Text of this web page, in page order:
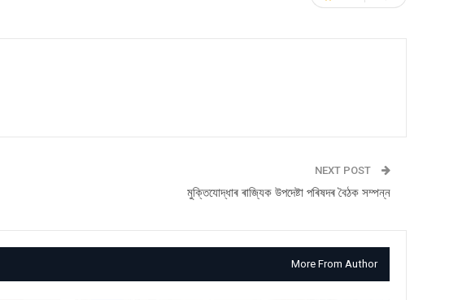
NEXT POST
মুক্তিযোদ্ধাৰ ৰাজ্যিক উপদেষ্টা পৰিষদৰ বৈঠক সম্পন্ন
More From Author